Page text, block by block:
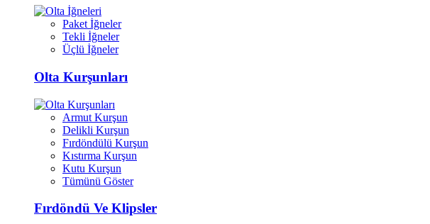
Paket İğneler
Tekli İğneler
Üçlü İğneler
Olta Kurşunları
Armut Kurşun
Delikli Kurşun
Fırdöndülü Kurşun
Kıstırma Kurşun
Kutu Kurşun
Tümünü Göster
Fırdöndü Ve Klipsler